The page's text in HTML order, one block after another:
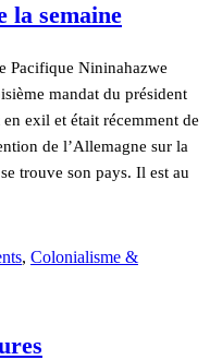
la semaine
Pacifique Nininahazwe
mandat du président
exil et était récemment de
de l’Allemagne sur la
trouve son pays. Il est au
, Colonialisme &